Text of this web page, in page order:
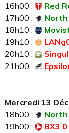
16h00 :
Red
17h00 :
North
18h10 :
19h10 :
20h10 :
21h00 :
Mercredi 13
18h00 :
North
19h00 :
BX3 0